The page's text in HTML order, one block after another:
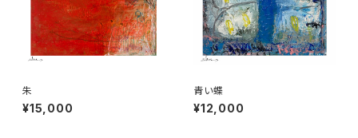
朱
¥15,000
青い蝶
¥12,000